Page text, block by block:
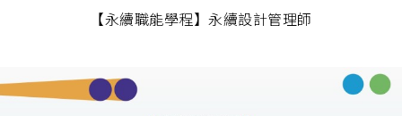
【永續職能學程】永續設計管理師